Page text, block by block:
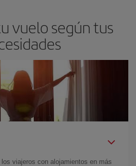
vuelo según tus
viajeros con alojamientos en más